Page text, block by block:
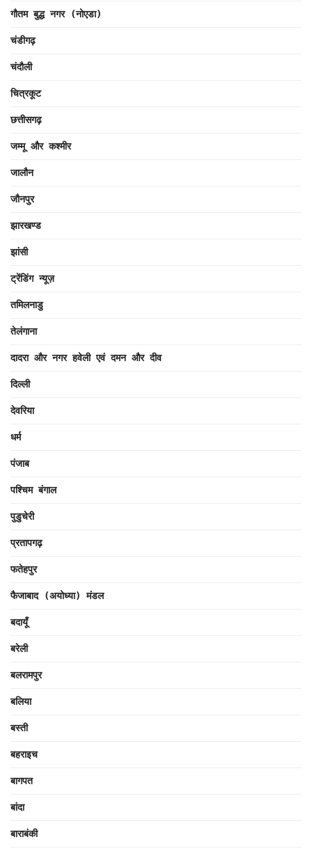
गौतम बुद्ध नगर (नोएडा)
चंडीगढ़
चंदौली
चित्रकूट
छत्तीसगढ़
जम्मू और कश्मीर
जालौन
जौनपुर
झारखण्ड
झांसी
ट्रेंडिंग न्यूज़
तमिलनाडु
तेलंगाना
दादरा और नगर हवेली एवं दमन और दीव
दिल्ली
देवरिया
धर्म
पंजाब
पश्चिम बंगाल
पुडुचेरी
प्रतापगढ़
फतेहपुर
फैजाबाद (अयोध्या) मंडल
बदायूँ
बरेली
बलरामपुर
बलिया
बस्ती
बहराइच
बागपत
बांदा
बाराबंकी